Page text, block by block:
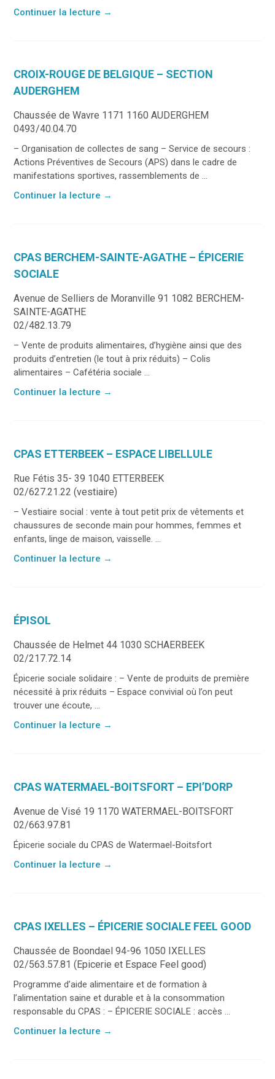
Continuer la lecture →
CROIX-ROUGE DE BELGIQUE – SECTION
AUDERGHEM
Chaussée de Wavre 1171 1160 AUDERGHEM
0493/40.04.70
– Organisation de collectes de sang – Service de secours :
Actions Préventives de Secours (APS) dans le cadre de
manifestations sportives, rassemblements de ...
Continuer la lecture →
CPAS BERCHEM-SAINTE-AGATHE – ÉPICERIE
SOCIALE
Avenue de Selliers de Moranville 91 1082 BERCHEM-
SAINTE-AGATHE
02/482.13.79
– Vente de produits alimentaires, d’hygiène ainsi que des
produits d’entretien (le tout à prix réduits) – Colis
alimentaires – Cafétéria sociale ...
Continuer la lecture →
CPAS ETTERBEEK – ESPACE LIBELLULE
Rue Fétis 35- 39 1040 ETTERBEEK
02/627.21.22 (vestiaire)
– Vestiaire social : vente à tout petit prix de vêtements et
chaussures de seconde main pour hommes, femmes et
enfants, linge de maison, vaisselle. ...
Continuer la lecture →
ÉPISOL
Chaussée de Helmet 44 1030 SCHAERBEEK
02/217.72.14
Épicerie sociale solidaire : – Vente de produits de première
nécessité à prix réduits – Espace convivial où l’on peut
trouver une écoute, ...
Continuer la lecture →
CPAS WATERMAEL-BOITSFORT – EPI’DORP
Avenue de Visé 19 1170 WATERMAEL-BOITSFORT
02/663.97.81
Épicerie sociale du CPAS de Watermael-Boitsfort
Continuer la lecture →
CPAS IXELLES – ÉPICERIE SOCIALE FEEL GOOD
Chaussée de Boondael 94-96 1050 IXELLES
02/563.57.81 (Epicerie et Espace Feel good)
Programme d’aide alimentaire et de formation à
l’alimentation saine et durable et à la consommation
responsable du CPAS : – ÉPICERIE SOCIALE : accès ...
Continuer la lecture →